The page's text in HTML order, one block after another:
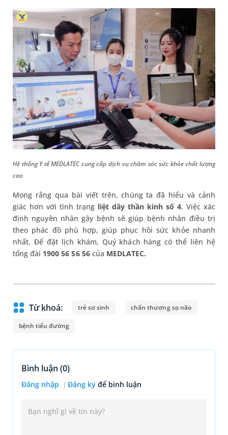
Hệ thống Y tế MEDLATEC cung cấp dịch vụ chăm sóc sức khỏe chất lượng
cao
Mong rằng qua bài viết trên, chúng ta đã hiểu và cảnh
giác hơn với tình trạng liệt dây thần kinh số 4. Việc xác
định nguyên nhân gây bệnh sẽ giúp bệnh nhân điều trị
theo phác đồ phù hợp, giúp phục hồi sức khỏe nhanh
nhất. Để đặt lịch khám, Quý khách hàng có thể liên hệ
tổng đài 1900 56 56 56của MEDLATEC.
Từ khoá: trẻ sơ sinh chấn thương sọ não
bệnh tiểu đường
Bình luận (0)
Đăng nhập Đăng ký để bình luận